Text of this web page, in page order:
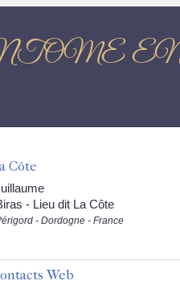
Côte
- Lieu dit La Côte
- Dordogne - France
Web